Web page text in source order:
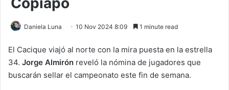
Daniela Luna 10 Nov 2024 8:09 1 minute read
El Cacique viajó al norte con la mira puesta en la estrella
34. Jorge Almirón reveló la nómina de jugadores que
buscarán sellar el campeonato este fin de semana.